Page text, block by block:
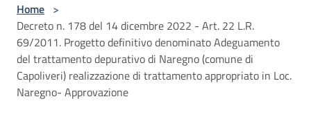
Home >
Decreto n. 178 del 14 dicembre 2022 - Art. 22 L.R.
69/2011. Progetto definitivo denominato Adeguamento
del trattamento depurativo di Naregno (comune di
Capoliveri) realizzazione di trattamento appropriato in Loc.
Naregno- Approvazione